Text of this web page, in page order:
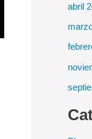
abril